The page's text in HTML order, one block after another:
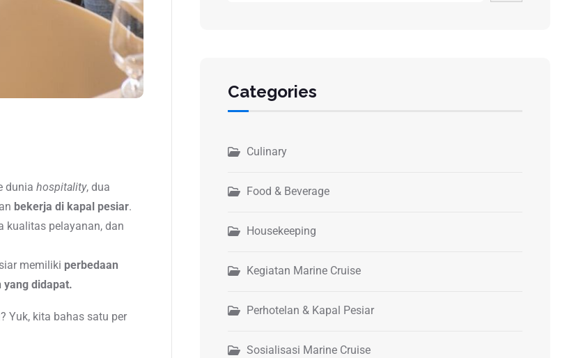
dunia hospitality, dua
bekerja di kapal pesiar.
kualitas pelayanan, dan
memiliki perbedaan
yang didapat.
Yuk, kita bahas satu per
Categories
Culinary
Food & Beverage
Housekeeping
Kegiatan Marine Cruise
Perhotelan & Kapal Pesiar
Sosialisasi Marine Cruise